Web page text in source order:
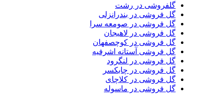
گلفروشی در رشت
گل فروشی در بندرانزلی
گل فروشی در صومعه سرا
گل فروشی در لاهیجان
گل فروشی در کوچصفهان
گل فروشی آستانه اشرفیه
گل فروشی در لنگرود
گل فروشی در چابکسر
گل فروشی در کلاچای
گل فروشی در ماسوله